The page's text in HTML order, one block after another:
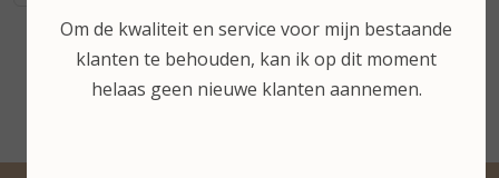
Om de kwaliteit en service voor mijn bestaande
klanten te behouden, kan ik op dit moment
helaas geen nieuwe klanten aannemen.